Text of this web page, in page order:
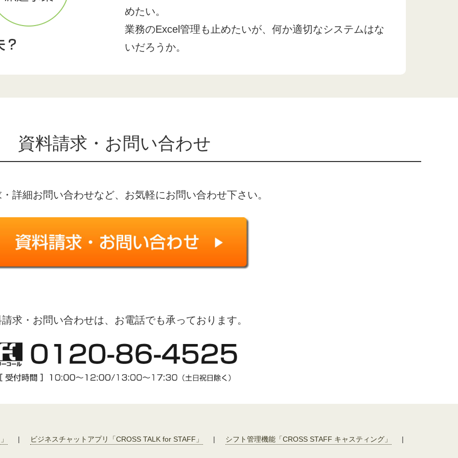
めたい。
業務のExcel管理も止めたいが、何か適切なシステムはな
いだろうか。
資料請求・お問い合わせ
詳細お問い合わせなど、お気軽にお問い合わせ下さい。
求・お問い合わせは、お電話でも承っております。
| ビジネスチャットアプリ「CROSS TALK for STAFF」 | シフト管理機能「CROSS STAFF キャスティング」 |